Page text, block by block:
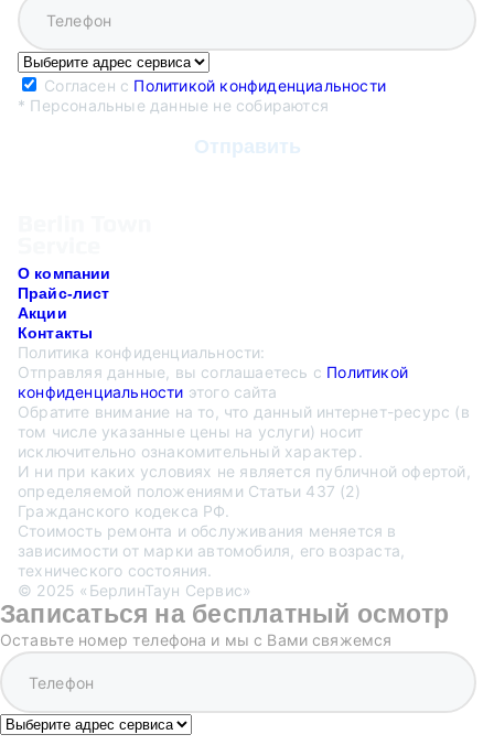
Согласен с Политикой конфиденциальности
* Персональные данные не собираются
О компании
Прайс-лист
Акции
Контакты
Политика конфиденциальности:
Отправляя данные, вы соглашаетесь с Политикой
конфиденциальности этого сайта
Обратите внимание на то, что данный интернет-ресурс (в
том числе указанные цены на услуги) носит
исключительно ознакомительный характер.
И ни при каких условиях не является публичной офертой,
определяемой положениями Статьи 437 (2)
Гражданского кодекса РФ.
Стоимость ремонта и обслуживания меняется в
зависимости от марки автомобиля, его возраста,
технического состояния.
© 2025 «БерлинТаун Сервис»
Записаться на бесплатный осмотр
Оставьте номер телефона и мы с Вами свяжемся